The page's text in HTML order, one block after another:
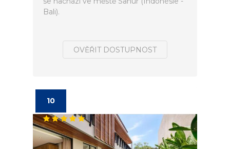
Bali).
OVĚŘIT DOSTUPNOST
10